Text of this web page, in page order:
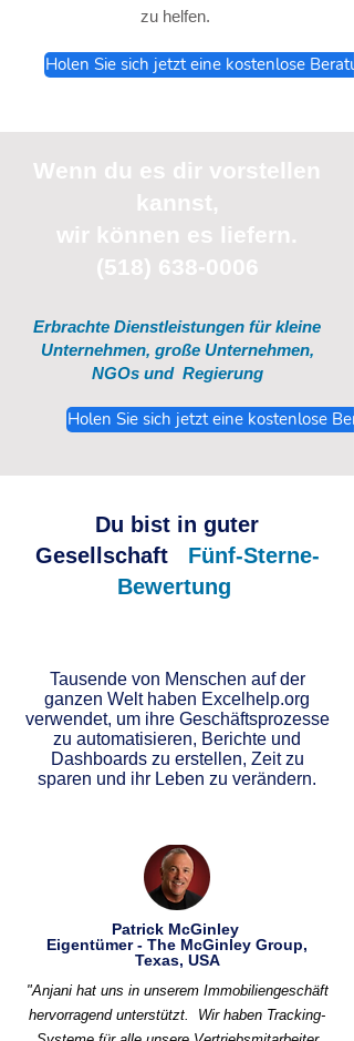
zu helfen.
Holen Sie sich jetzt eine kostenlose
Wenn du es dir vorstellen
kannst,
wir können es liefern.
(518) 638-0006
Erbrachte Dienstleistungen für kleine
Unternehmen, große Unternehmen,
NGOs und Regierung
Holen Sie sich jetzt eine kostenlose
Du bist in guter
Gesellschaft
Fünf-Sterne-
Bewertung
Tausende von Menschen auf der
ganzen Welt haben Excelhelp.org
verwendet, um ihre Geschäftsprozesse
zu automatisieren, Berichte und
Dashboards zu erstellen, Zeit zu
sparen und ihr Leben zu verändern.
Patrick McGinley
Eigentümer - The McGinley Group,
Texas, USA
"Anjani hat uns in unserem Immobiliengeschäft
hervorragend unterstützt.
Wir haben Tracking-